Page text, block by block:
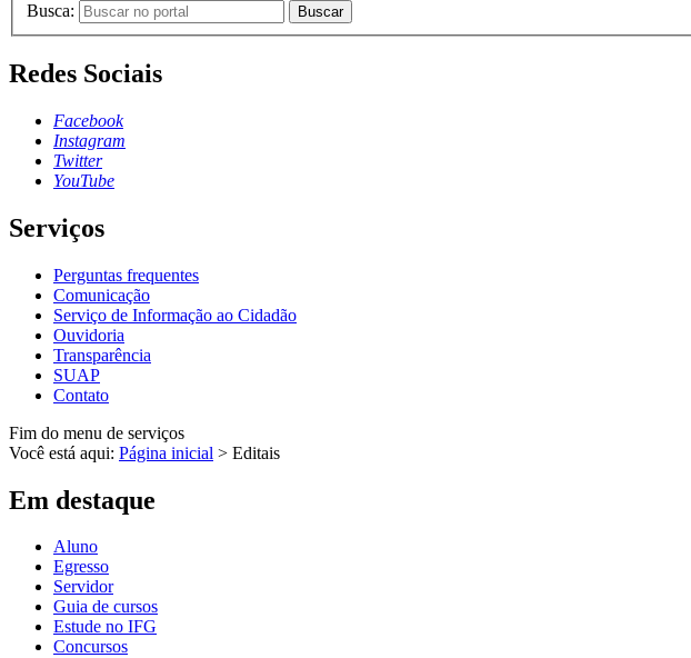
Busca: Buscar
Redes Sociais
Facebook
Instagram
Twitter
YouTube
Serviços
Perguntas frequentes
Comunicação
Serviço de Informação ao Cidadão
Ouvidoria
Transparência
SUAP
Contato
Fim do menu de serviços
Você está aqui: Página inicial > Editais
Em destaque
Aluno
Egresso
Servidor
Guia de cursos
Estude no IFG
Concursos